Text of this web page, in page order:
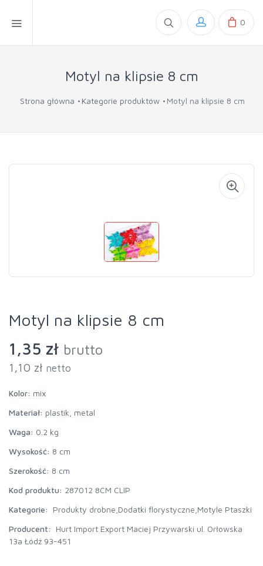
0
Motyl na klipsie 8 cm
Strona główna Kategorie produktów Motyl na klipsie 8 cm
Motyl na klipsie 8 cm
1,35 zł brutto
1,10 zł netto
Kolor: mix
Materiał: plastik, metal
Waga: 0.2 kg
Wysokość: 8 cm
Szerokość: 8 cm
Kod produktu: 287012 8CM CLIP
Kategorie:
Produkty drobne, Dodatki florystyczne, Motyle Ptaszki
Producent:
Hurt Import Export Maciej Przywarski ul. Orłowska
13a Łódź 93-451